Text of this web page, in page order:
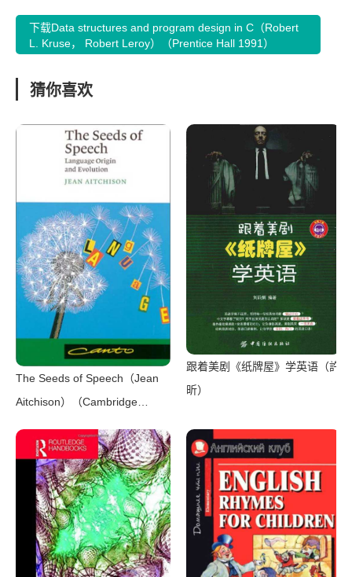
下载Data structures and program design in C（Robert
L. Kruse， Robert Leroy）（Prentice Hall 1991）
猜你喜欢
The Seeds of Speech（Jean
Aitchison）（Cambridge
跟着美剧《纸牌屋》学英语（許
昕）